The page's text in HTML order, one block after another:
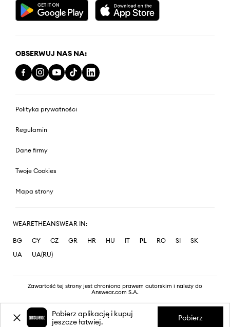
OBSERWUJ NAS NA:
Polityka prywatności
Regulamin
Dane firmy
Twoje Cookies
Mapa strony
WEARETHEANSWEAR IN:
BG CY CZ GR HR HU IT PL RO SI
SK
UA
UA(RU)
Zawartość tej strony jest chroniona prawem autorskim i należy do
Answear.com S.A.
Pobierz aplikację i kupuj
jeszcze łatwiej.
Pobierz